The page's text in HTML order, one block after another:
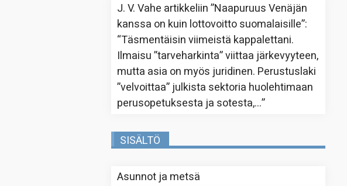
J. V. Vahe artikkeliin”Naapuruus Venäjän
kanssa on kuin lottovoitto suomalaisille”:
“Täsmentäisin viimeistä kappalettani.
Ilmaisu ”tarveharkinta” viittaa järkevyyteen,
mutta asia on myös juridinen. Perustuslaki
”velvoittaa” julkista sektoria huolehtimaan
perusopetuksesta ja sotesta,…”
SISÄLTÖ
Asunnot ja metsä